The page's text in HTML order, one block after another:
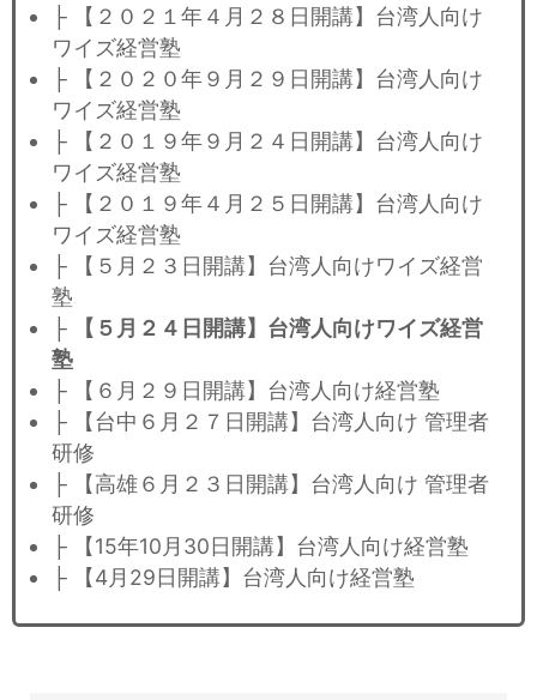
├ 【２０２１年４月２８日開講】台湾人向け
ワイズ経営塾
├ 【２０２０年９月２９日開講】台湾人向け
ワイズ経営塾
├ 【２０１９年９月２４日開講】台湾人向け
ワイズ経営塾
├ 【２０１９年４月２５日開講】台湾人向け
ワイズ経営塾
├ 【５月２３日開講】台湾人向けワイズ経営
塾
├
【５月２４日開講】台湾人向けワイズ経営
塾
├ 【６月２９日開講】台湾人向け経営塾
├ 【台中６月２７日開講】台湾人向け 管理者
研修
├ 【高雄６月２３日開講】台湾人向け 管理者
研修
├ 【15年10月30日開講】台湾人向け経営塾
├ 【4月29日開講】台湾人向け経営塾